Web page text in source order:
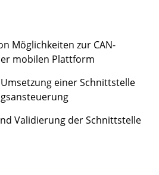
Möglichkeiten zur CAN-
mobilen Plattform
einer Schnittstelle
Validierung der Schnittstelle